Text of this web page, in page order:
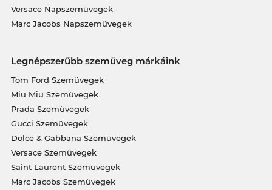
Versace Napszemüvegek
Marc Jacobs Napszemüvegek
Legnépszerűbb szemüveg márkáink
Tom Ford Szemüvegek
Miu Miu Szemüvegek
Prada Szemüvegek
Gucci Szemüvegek
Dolce & Gabbana Szemüvegek
Versace Szemüvegek
Saint Laurent Szemüvegek
Marc Jacobs Szemüvegek